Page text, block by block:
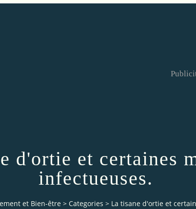
d'ortie et certaines
infectueuses.
et Bien-être > Categories > La tisane d'ortie et